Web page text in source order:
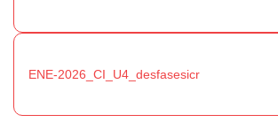
Agosto Mes del Niño:
DTPM implementa recorrido especial
ENE-2026_CI_U4_desfasesicr